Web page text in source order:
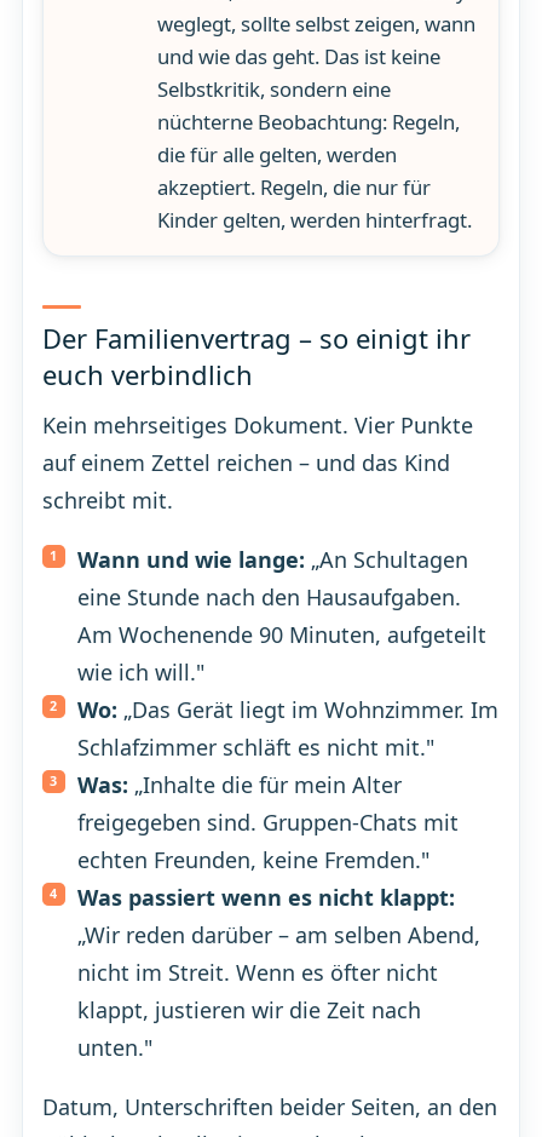
weglegt, sollte selbst zeigen, wann
und wie das geht. Das ist keine
Selbstkritik, sondern eine
nüchterne Beobachtung: Regeln,
die für alle gelten, werden
akzeptiert. Regeln, die nur für
Kinder gelten, werden hinterfragt.
Der Familienvertrag – so einigt ihr
euch verbindlich
Kein mehrseitiges Dokument. Vier Punkte
auf einem Zettel reichen – und das Kind
schreibt mit.
Wann und wie lange: „An Schultagen
eine Stunde nach den Hausaufgaben.
Am Wochenende 90 Minuten, aufgeteilt
wie ich will."
Wo: „Das Gerät liegt im Wohnzimmer. Im
Schlafzimmer schläft es nicht mit."
Was: „Inhalte die für mein Alter
freigegeben sind. Gruppen-Chats mit
echten Freunden, keine Fremden."
Was passiert wenn es nicht klappt:
„Wir reden darüber – am selben Abend,
nicht im Streit. Wenn es öfter nicht
klappt, justieren wir die Zeit nach
unten."
Datum, Unterschriften beider Seiten, an den